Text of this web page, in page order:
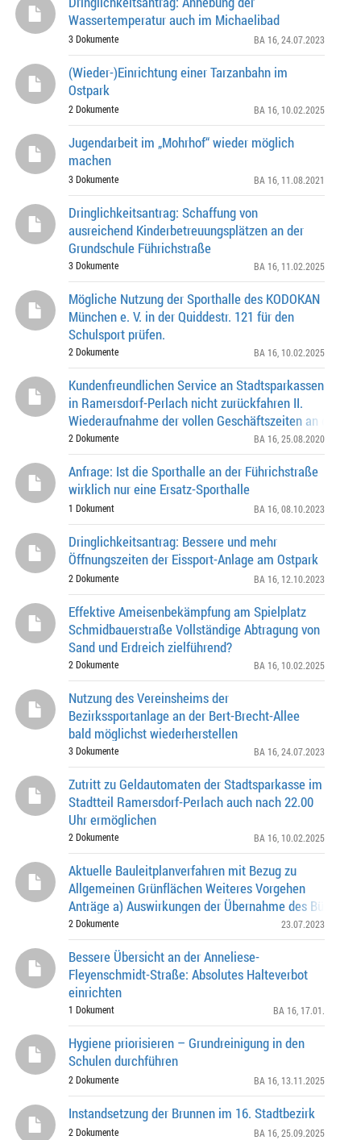
Wassertemperatur auch im Michaelibad
3 Dokumente BA 16 , 24.07.2023
(Wieder-)Einrichtung einer Tarzanbahn im
Ostpark
2 Dokumente BA 16 , 10.02.2025
Jugendarbeit im „Mohrhof“ wieder möglich
machen
3 Dokumente BA 16 , 11.08.2021
Dringlichkeitsantrag: Schaffung von
ausreichend Kinderbetreuungsplätzen an der
Grundschule Führichstraße
3 Dokumente BA 16 , 11.02.2025
Mögliche Nutzung der Sporthalle des KODOKAN
München e. V. in der Quiddestr. 121 für den
Schulsport prüfen.
2 Dokumente BA 16 , 10.02.2025
Kundenfreundlichen Service an Stadtsparkassen
in Ramersdorf-Perlach nicht zurückfahren II.
Wiederaufnahme der vollen Geschäftszeiten an den
2 Dokumente BA 16 , 25.08.2020
Anfrage: Ist die Sporthalle an der Führichstraße
wirklich nur eine Ersatz-Sporthalle
1 Dokument BA 16 , 08.10.2023
Dringlichkeitsantrag: Bessere und mehr
Öffnungszeiten der Eissport-Anlage am Ostpark
2 Dokumente BA 16 , 12.10.2023
Effektive Ameisenbekämpfung am Spielplatz
Schmidbauerstraße Vollständige Abtragung von
Sand und Erdreich zielführend?
2 Dokumente BA 16 , 10.02.2025
Nutzung des Vereinsheims der
Bezirkssportanlage an der Bert-Brecht-Allee
bald möglichst wiederherstellen
3 Dokumente BA 16 , 24.07.2023
Zutritt zu Geldautomaten der Stadtsparkasse im
Stadtteil Ramersdorf-Perlach auch nach 22.00
Uhr ermöglichen
2 Dokumente BA 16 , 10.02.2025
Aktuelle Bauleitplanverfahren mit Bezug zu
Allgemeinen Grünflächen Weiteres Vorgehen
Anträge a) Auswirkungen der Übernahme des
„Grünflächen erhalten“ durch den Stadtrat der LH Mün
2 Dokumente 23.07.2023
Bessere Übersicht an der Anneliese-
Fleyenschmidt-Straße: Absolutes Halteverbot
einrichten
1 Dokument BA 16 , 17.01.
Hygiene priorisieren – Grundreinigung in den
Schulen durchführen
2 Dokumente BA 16 , 13.11.2025
Instandsetzung der Brunnen im 16. Stadtbezirk
2 Dokumente BA 16 , 25.09.2025